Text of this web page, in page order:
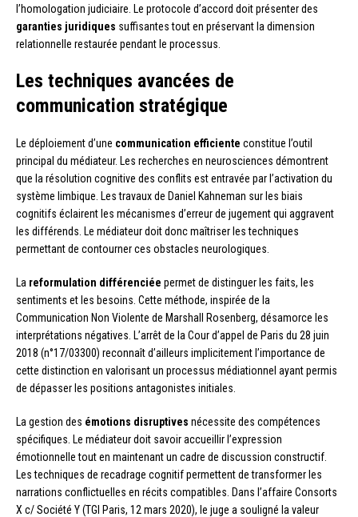
l’homologation judiciaire. Le protocole d’accord doit présenter des
garanties juridiques suffisantes tout en préservant la dimension
relationnelle restaurée pendant le processus.
Les techniques avancées de
communication stratégique
Le déploiement d’une communication efficiente constitue l’outil
principal du médiateur. Les recherches en neurosciences démontrent
que la résolution cognitive des conflits est entravée par l’activation du
système limbique. Les travaux de Daniel Kahneman sur les biais
cognitifs éclairent les mécanismes d’erreur de jugement qui aggravent
les différends. Le médiateur doit donc maîtriser les techniques
permettant de contourner ces obstacles neurologiques.
La reformulation différenciée permet de distinguer les faits, les
sentiments et les besoins. Cette méthode, inspirée de la
Communication Non Violente de Marshall Rosenberg, désamorce les
interprétations négatives. L’arrêt de la Cour d’appel de Paris du 28 juin
2018 (n°17/03300) reconnaît d’ailleurs implicitement l’importance de
cette distinction en valorisant un processus médiationnel ayant permis
de dépasser les positions antagonistes initiales.
La gestion des émotions disruptives nécessite des compétences
spécifiques. Le médiateur doit savoir accueillir l’expression
émotionnelle tout en maintenant un cadre de discussion constructif.
Les techniques de recadrage cognitif permettent de transformer les
narrations conflictuelles en récits compatibles. Dans l’affaire Consorts
X c/ Société Y (TGI Paris, 12 mars 2020), le juge a souligné la valeur